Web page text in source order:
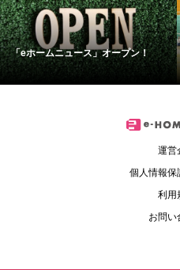
「eホームニュース」オープン！
運営
個人情報保
利用
お問い